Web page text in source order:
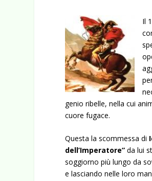
Il
genio ribelle, nella cui
cuore fugace.
Questa la scommessa di
dell’Imperatore” da lui
soggiorno più lungo da
e lasciando nelle loro